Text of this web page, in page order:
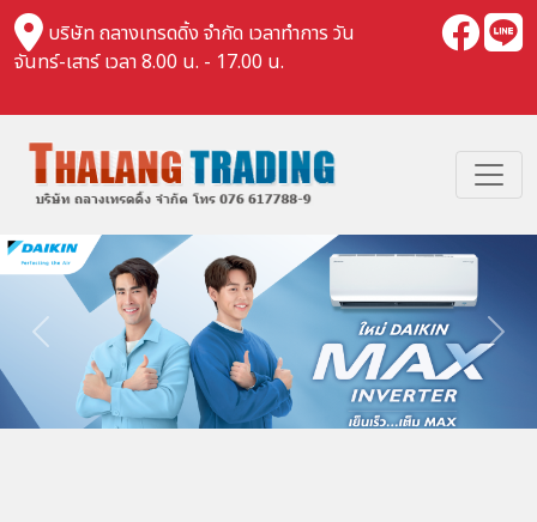
บริษัท ถลางเทรดดิ้ง จำกัด เวลาทำการ วัน
จันทร์-เสาร์ เวลา 8.00 น. - 17.00 น.
Previous Next